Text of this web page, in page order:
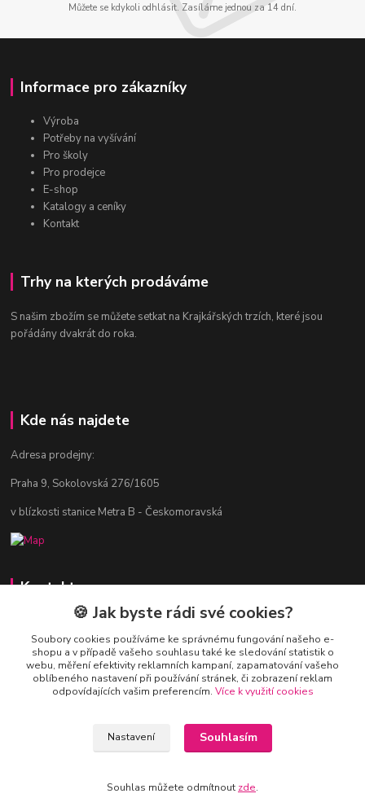
Můžete se kdykoli odhlásit. Zasíláme jednou za 14 dní.
Informace pro zákazníky
Výroba
Potřeby na vyšívání
Pro školy
Pro prodejce
E-shop
Katalogy a ceníky
Kontakt
Trhy na kterých prodáváme
S našim zbožím se můžete setkat na Krajkářských trzích, které jsou
pořádány dvakrát do roka.
Kde nás najdete
Adresa prodejny:
Praha 9, Sokolovská 276/1605
v blízkosti stanice Metra B - Českomoravská
Kontakty
Jitka Vlasáková
281 916 793
Po-Čt 8-16:30, Pá 8-14:30
nitka@nitka.cz
🍪 Jak byste rádi své cookies?
Soubory cookies používáme ke správnému fungování našeho e-
shopu a v případě vašeho souhlasu také ke sledování statistik o
webu, měření efektivity reklamních kampaní, zapamatování vašeho
oblíbeného nastavení při používání stránek, či zobrazení reklam
odpovídajících vašim preferencím. Více k využití cookies
Nastavení Souhlasím
Souhlas můžete odmítnout zde.